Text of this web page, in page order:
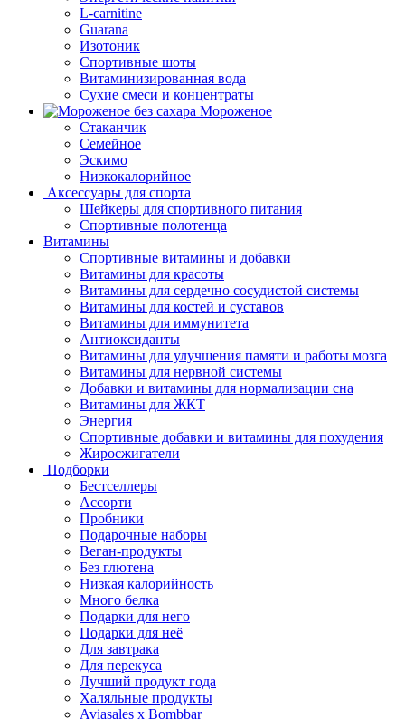
L-carnitine
Guarana
Изотоник
Спортивные шоты
Витаминизированная вода
Сухие смеси и концентраты
Мороженое
Стаканчик
Семейное
Эскимо
Низкокалорийное
Аксессуары для спорта
Шейкеры для спортивного питания
Спортивные полотенца
Витамины
Спортивные витамины и добавки
Витамины для красоты
Витамины для сердечно сосудистой системы
Витамины для костей и суставов
Витамины для иммунитета
Антиоксиданты
Витамины для улучшения памяти и работы мозга
Витамины для нервной системы
Добавки и витамины для нормализации сна
Витамины для ЖКТ
Энергия
Спортивные добавки и витамины для похудения
Жиросжигатели
Подборки
Бестселлеры
Ассорти
Пробники
Подарочные наборы
Веган-продукты
Без глютена
Низкая калорийность
Много белка
Подарки для него
Подарки для неё
Для завтрака
Для перекуса
Лучший продукт года
Халяльные продукты
Aviasales x Bombbar